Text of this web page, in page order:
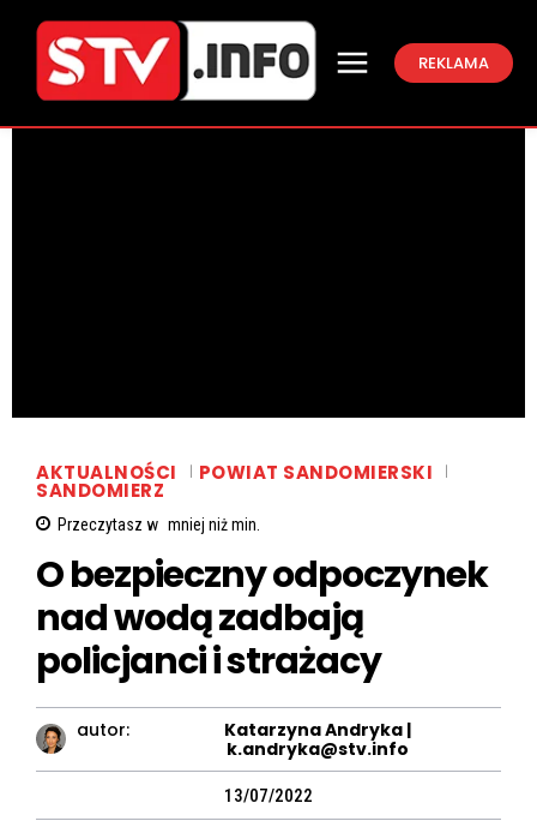
REKLAMA
AKTUALNOŚCI POWIAT SANDOMIERSKI
SANDOMIERZ
Przeczytasz w mniej niżmin.
O bezpieczny odpoczynek
nad wodą zadbają
policjanci i strażacy
autor:
Katarzyna Andryka |
k.andryka@stv.info
13/07/2022